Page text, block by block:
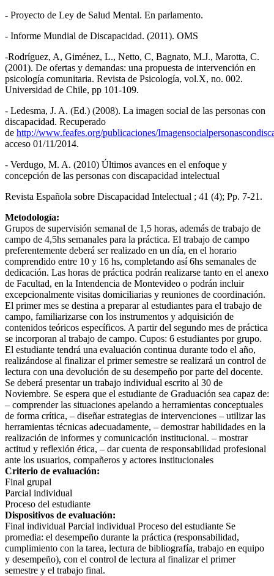
- Proyecto de Ley de Salud Mental. En parlamento.
- Informe Mundial de Discapacidad. (2011). OMS
-Rodríguez, A, Giménez, L., Netto, C, Bagnato, M.J., Marotta, C.
(2001). De ofertas y demandas: una propuesta de intervención en
psicología comunitaria. Revista de Psicología, vol.X, no. 002.
Universidad de Chile, pp 101-109.
- Ledesma, J. A. (Ed.) (2008). La imagen social de las personas con
discapacidad. Recuperado
de http://www.feafes.org/publicaciones/
acceso 01/11/2014.
- Verdugo, M. A. (2010) Últimos avances en el enfoque y
concepción de las personas con discapacidad intelectual
Revista Española sobre Discapacidad Intelectual ; 41 (4); Pp. 7-21.
Metodología:
Grupos de supervisión semanal de 1,5 horas, además de trabajo de
campo de 4,5hs semanales para la práctica. El trabajo de campo
preferentemente deberá ser realizado en un día, en el horario
comprendido entre 10 y 16 hs, completando así 6hs semanales de
dedicación. Las horas de práctica podrán realizarse tanto en el anexo
de Facultad, en la Intendencia de Montevideo o podrán incluir
excepcionalmente visitas domiciliarias y reuniones de coordinación.
El primer mes se destina a preparar al estudiantes para el trabajo de
campo, familiarizarse con los instrumentos y adquisición de
contenidos teóricos específicos. A partir del segundo mes de práctica
se incorporan al trabajo de campo. Cupos: 6 estudiantes por grupo.
El estudiante tendrá una evaluación continua durante todo el año,
realizándose al finalizar el primer semestre se realizará un control de
lectura con una devolución de su desempeño por parte del docente.
Se deberá presentar un trabajo individual escrito al 30 de
Noviembre. Se espera que el estudiante de Graduación sea capaz de:
– comprender las situaciones apelando a herramientas conceptuales
de forma crítica, – diseñar estrategias de intervenciones – utilizar las
herramientas técnicas adecuadamente, – demostrar habilidades en la
realización de informes y comunicación institucional. – mostrar
actitud y reflexión ética, – dar cuenta de responsabilidad profesional
ante los usuarios, compañeros y actores institucionales
Criterio de evaluación:
Final grupal
Parcial individual
Proceso del estudiante
Dispositivos de evaluación:
Final individual Parcial individual Proceso del estudiante Se
promedia: el desempeño durante la práctica (responsabilidad,
cumplimiento con la tarea, lectura de bibliografía, trabajo en equipo
y desempeño), con el control de lectura al finalizar el primer
semestre y el trabajo final.